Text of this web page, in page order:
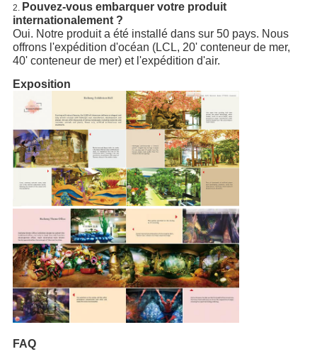
2. Pouvez-vous embarquer votre produit
internationalement ?
Oui. Notre produit a été installé dans sur 50 pays. Nous
offrons l'expédition d'océan (LCL, 20' conteneur de mer,
40' conteneur de mer) et l'expédition d'air.
Exposition
FAQ